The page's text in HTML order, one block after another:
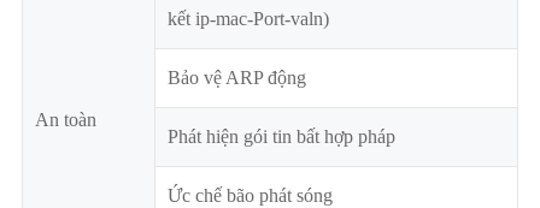
An toàn
kết ip-mac-Port-valn)
Bảo vệ ARP động
Phát hiện gói tin bất hợp pháp
Ức chế bão phát sóng